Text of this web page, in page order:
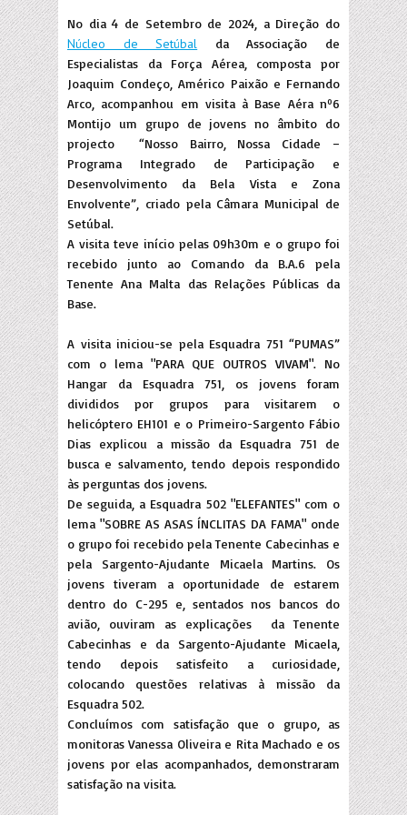
No dia 4 de Setembro de 2024, a Direção do
Núcleo de Setúbal da Associação de
Especialistas da Força Aérea, composta por
Joaquim Condeço, Américo Paixão e Fernando
Arco, acompanhou em visita à Base Aéra nº6
Montijo um grupo de jovens no âmbito do
projecto
“Nosso Bairro, Nossa Cidade –
Programa Integrado de Participação e
Desenvolvimento da Bela Vista e Zona
Envolvente”, criado pela Câmara Municipal de
Setúbal.
A visita teve início pelas 09h30m e o grupo foi
recebido junto ao Comando da B.A.6 pela
Tenente Ana Malta das Relações Públicas da
Base.
A visita iniciou-se pela Esquadra 751 “PUMAS”
com o lema "PARA QUE OUTROS VIVAM". No
Hangar da Esquadra 751, os jovens foram
divididos por grupos para visitarem o
helicóptero EH101 e o Primeiro-Sargento Fábio
Dias explicou a missão da Esquadra 751 de
busca e salvamento, tendo depois respondido
às perguntas dos jovens.
De seguida, a Esquadra 502 "ELEFANTES" com o
lema "SOBRE AS ASAS ÍNCLITAS DA FAMA" onde
o grupo foi recebido pela Tenente Cabecinhas e
pela Sargento-Ajudante Micaela Martins. Os
jovens tiveram a oportunidade de estarem
dentro do C-295 e, sentados nos bancos do
avião, ouviram as explicações
da Tenente
Cabecinhas e da Sargento-Ajudante Micaela,
tendo depois satisfeito a curiosidade,
colocando questões relativas à missão da
Esquadra 502.
Concluímos com satisfação que o grupo, as
monitoras Vanessa Oliveira e Rita Machado e os
jovens por elas acompanhados, demonstraram
satisfação na visita.